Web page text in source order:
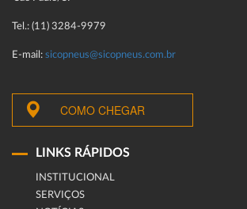
Tel.: (11) 3284-9979
E-mail: sicopneus@sicopneus.com.br
COMO CHEGAR
LINKS RÁPIDOS
INSTITUCIONAL
SERVIÇOS